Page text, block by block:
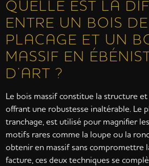
QUELLE EST LA
ENTRE UN BOIS DE
PLACAGE ET UN
MASSIF EN
D’ART ?
Le bois massif constitue la structure et
offrant une robustesse inaltérable. Le
tranchage, est utilisé pour magnifier
motifs rares comme la loupe ou la
obtenir en massif sans compromettre
facture, ces deux techniques se